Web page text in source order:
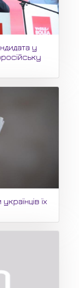
у
їх